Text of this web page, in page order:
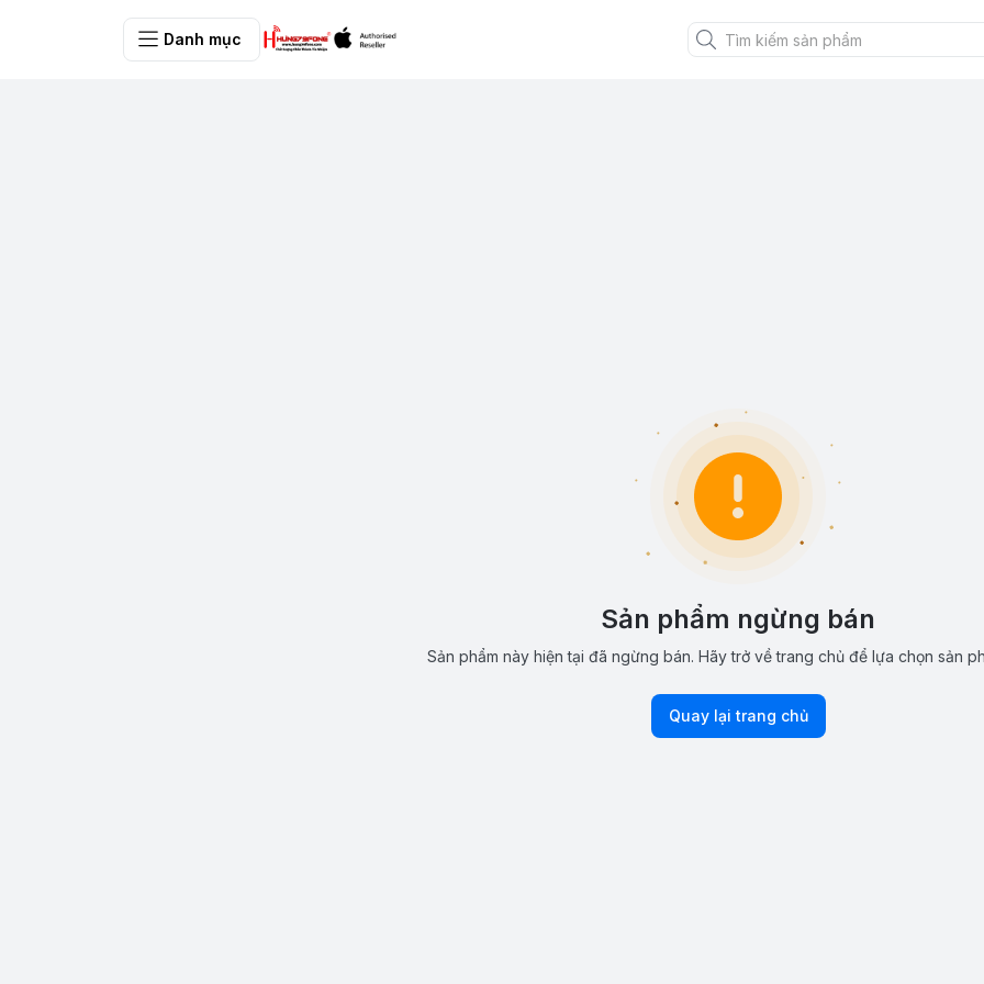
Danh mục
Sản phẩm ngừng bán
Sản phẩm này hiện tại đã ngừng bán. Hãy trở về trang chủ để lựa chọn sản
Quay lại trang chủ